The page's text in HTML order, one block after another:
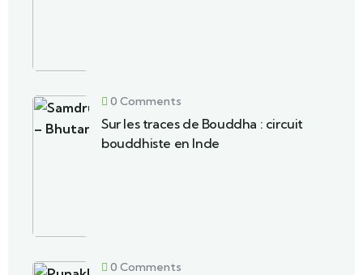
0 Comments
Sur les traces de Bouddha : circuit
bouddhiste en Inde
0 Comments